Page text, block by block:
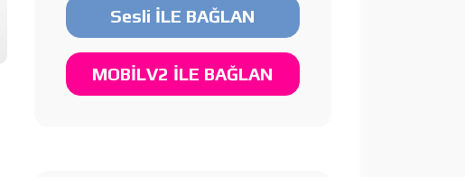
Sesli İLE BAĞLAN
MOBİLV2 İLE BAĞLAN